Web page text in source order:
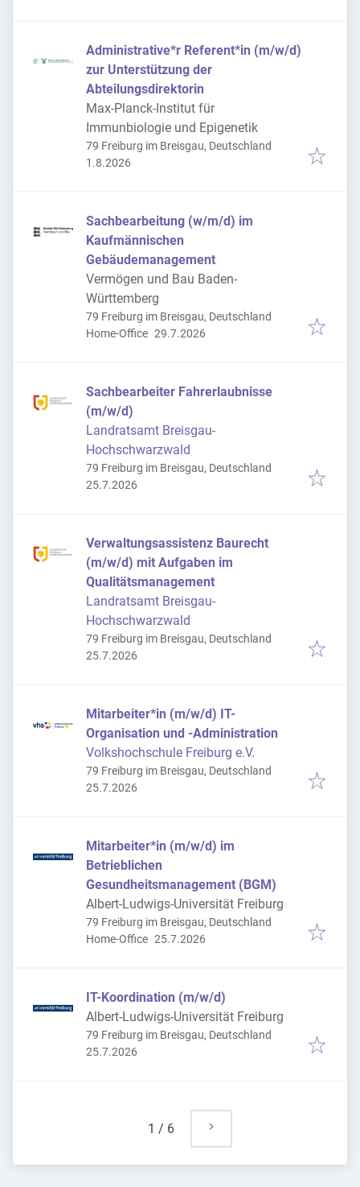
Administrative*r Referent*in (m/w/d)
zur Unterstützung der
Abteilungsdirektorin
Max-Planck-Institut für
Immunbiologie und Epigenetik
79 Freiburg im Breisgau, Deutschland
Veröffentlicht
1.8.2026
Sachbearbeitung (w/m/d) im
Kaufmännischen
Gebäudemanagement
Vermögen und Bau Baden-
Württemberg
79 Freiburg im Breisgau, Deutschland
Home-Office Veröffentlicht
29.7.2026
Sachbearbeiter Fahrerlaubnisse
(m/w/d)
Landratsamt Breisgau-
Hochschwarzwald
79 Freiburg im Breisgau, Deutschland
Veröffentlicht
25.7.2026
Verwaltungsassistenz Baurecht
(m/w/d) mit Aufgaben im
Qualitätsmanagement
Landratsamt Breisgau-
Hochschwarzwald
79 Freiburg im Breisgau, Deutschland
Veröffentlicht
25.7.2026
Mitarbeiter*in (m/w/d) IT-
Organisation und -Administration
Volkshochschule Freiburg e.V.
79 Freiburg im Breisgau, Deutschland
Veröffentlicht
25.7.2026
Mitarbeiter*in (m/w/d) im
Betrieblichen
Gesundheitsmanagement (BGM)
Albert-Ludwigs-Universität Freiburg
79 Freiburg im Breisgau, Deutschland
Home-Office Veröffentlicht
25.7.2026
IT-Koordination (m/w/d)
Albert-Ludwigs-Universität Freiburg
79 Freiburg im Breisgau, Deutschland
Veröffentlicht
25.7.2026
1 / 6